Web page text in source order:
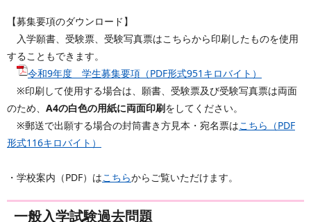
【募集要項のダウンロード】
入学願書、受験票、受験写真票はこちらから印刷したものを使用
することもできます。
令和9年度 学生募集要項（PDF形式951キロバイト）
※印刷して使用する場合は、願書、受験票及び受験写真票は両面
のため、 A4の白色の用紙に両面印刷をしてください。
※郵送で出願する場合の封筒書き方見本・宛名票はこちら（PDF
形式116キロバイト）
・学校案内（PDF）はこちらからご覧いただけます。
一般入学試験過去問題